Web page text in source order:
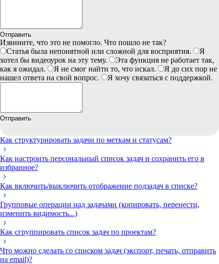
Отправить
Извините, что это не помогло. Что пошло не так?
Статья была непонятной или сложной для восприятия.
Я
хотел бы видеоурок на эту тему.
Эта функция не работает так,
как я ожидал.
Я не смог найти то, что искал.
Я до сих пор не
нашел ответа на свой вопрос.
Я хочу связаться с поддержкой.
Отправить
Как структурировать задачи по меткам и статусам?
Как настроить персональный список задач и сохранить его в
избранное?
Как включить/выключить отображение подзадач в списке?
Групповые операции над задачами (копировать, перенести,
изменить видимость...)
Как сгруппировать список задач по проектам?
Что можно сделать со списком задач (экспорт, печать, отправить
на email)?